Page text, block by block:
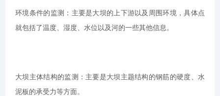
环境条件的监测：主要是大坝的上下游以及周围环境，具体点
就包括了温度、湿度、水位以及河的一些其他信息。
大坝主体结构的监测：主要是大坝主题结构的钢筋的硬度、水
泥板的承受力等方面。